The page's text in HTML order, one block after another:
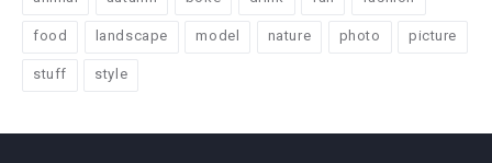
food landscape model nature photo picture
stuff style